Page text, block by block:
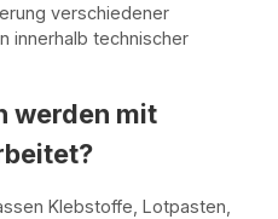
verschiedener
innerhalb technischer
werden mit
Klebstoffe, Lotpasten,